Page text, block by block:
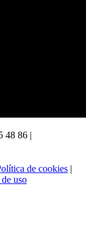
48 86 |
de cookies |
uso